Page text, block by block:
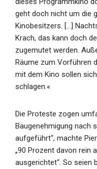
geht doch nicht um die
Kinobesitzers. […]
Krach, das kann doch
zugemutet werden.
Räume zum Vorführen
mit dem Kino sollen
schlagen.«
Die Proteste zogen
Baugenehmigung nach
aufgeführt“, machte
„90 Prozent davon rein
ausgerichtet“. So seien